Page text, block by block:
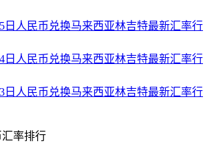
日人民币兑换马来西亚林吉特最新汇率行
日人民币兑换马来西亚林吉特最新汇率行
日人民币兑换马来西亚林吉特最新汇率行
率排行